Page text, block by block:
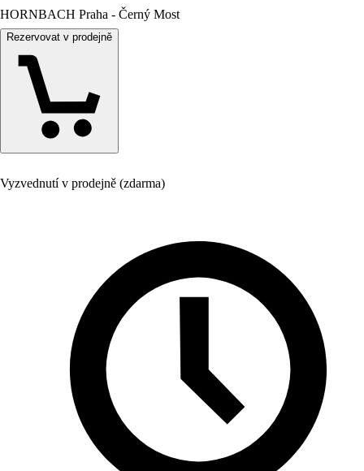
HORNBACH Praha - Černý Most
Rezervovat v prodejně
Vyzvednutí v prodejně (zdarma)